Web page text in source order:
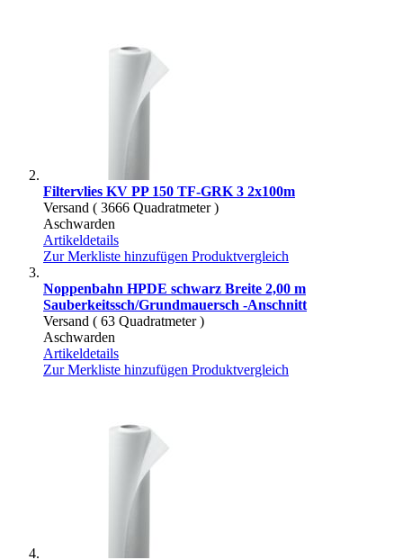
Filtervlies KV PP 150 TF-GRK 3 2x100m
Versand ( 3666 Quadratmeter )
Aschwarden
Artikeldetails
Zur Merkliste hinzufügen Produktvergleich
Noppenbahn HPDE schwarz Breite 2,00 m
Sauberkeitssch/Grundmauersch -Anschnitt
Versand ( 63 Quadratmeter )
Aschwarden
Artikeldetails
Zur Merkliste hinzufügen Produktvergleich